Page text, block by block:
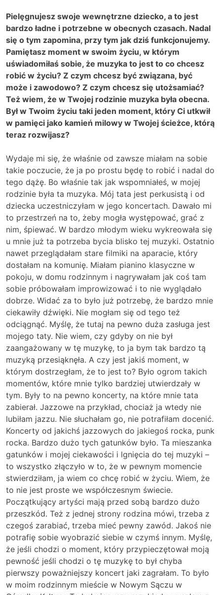
Pielęgnujesz swoje wewnętrzne dziecko, a to jest
bardzo ładne i potrzebne w obecnych czasach. Nadal
się o tym zapomina, przy tym jak dziś funkcjonujemy.
Pamiętasz moment w swoim życiu, w którym
uświadomiłaś sobie, że muzyka to jest to co chcesz
robić w życiu? Z czym chcesz być związana, być
może i zawodowo? Z czym chcesz się utożsamiać?
Też wiem, że w Twojej rodzinie muzyka była obecna.
Był w Twoim życiu taki jeden moment, który Ci utkwił
w pamięci jako kamień milowy w Twojej ścieżce, którą
teraz rozwijasz?
Wydaje mi się, że właśnie od zawsze miałam na sobie
takie poczucie, że ja po prostu będę to robić i nadal do
tego dążę. Bo właśnie tak jak wspomniałeś, w mojej
rodzinie była ta muzyka. Mój tata jest perkusistą i od
dziecka uczestniczyłam w jego koncertach. Dawało mi
to przestrzeń na to, żeby mogła występować, grać z
nim, śpiewać. W bardzo młodym wieku wykreowała się
u mnie już ta potrzeba bycia blisko tej muzyki. Ostatnio
nawet przeglądałam stare filmiki na aparacie, który
dostałam na komunię. Miałam pianino klasyczne w
pokoju, w domu rodzinnym i nagrywałam jak coś tam
sobie próbowałam improwizować i to nie wyglądało
dobrze. Widać za to było już potrzebę, że bardzo mnie
ciekawiły dźwięki. Nie mogłam się od tego też
odciągnąć. Myślę, że tutaj na pewno duża zasługa jest
mojego taty. Nie wiem, czy gdyby on nie był
zaangażowany w tę muzykę, to ja bym tak bardzo tą
muzyką przesiąknęła. A czy jest jakiś moment, w
którym dostrzegłam, że to jest to? Było ogrom takich
momentów, które mnie tylko bardziej utwierdzały w
tym. Były to na pewno koncerty, na które mnie tata
zabierał. Jazzowe na przykład, chociaż ja wtedy nie
lubiłam jazzu. Nie słuchałam go, nie potrafiłam docenić.
Koncerty od jakichś jazzowych do jakiegoś rocka, punk
rocka. Bardzo dużo tych gatunków było. Ta mieszanka
gatunków i mojej ciekawości i lgnięcia do tej muzyki –
to wszystko złączyło w to, że w pewnym momencie
stwierdziłam, ja wiem co chcę robić w życiu. Wiem, że
to nie jest proste we współczesnym świecie.
Początkujący artyści mają przed sobą bardzo dużo
przeszkód. Też z jednej strony rodzina mówi, trzeba z
czegoś zarabiać, trzeba mieć pewny zawód. Jakoś nie
potrafię sobie wyobrazić siebie w czymś innym. Myślę,
że jeśli chodzi o moment, który przypieczętował moją
pewność jeśli chodzi o tę muzykę to był chyba
pierwszy poważniejszy koncert jaki zagrałam. To było
w moim rodzinnym mieście w Nowym Sączu w